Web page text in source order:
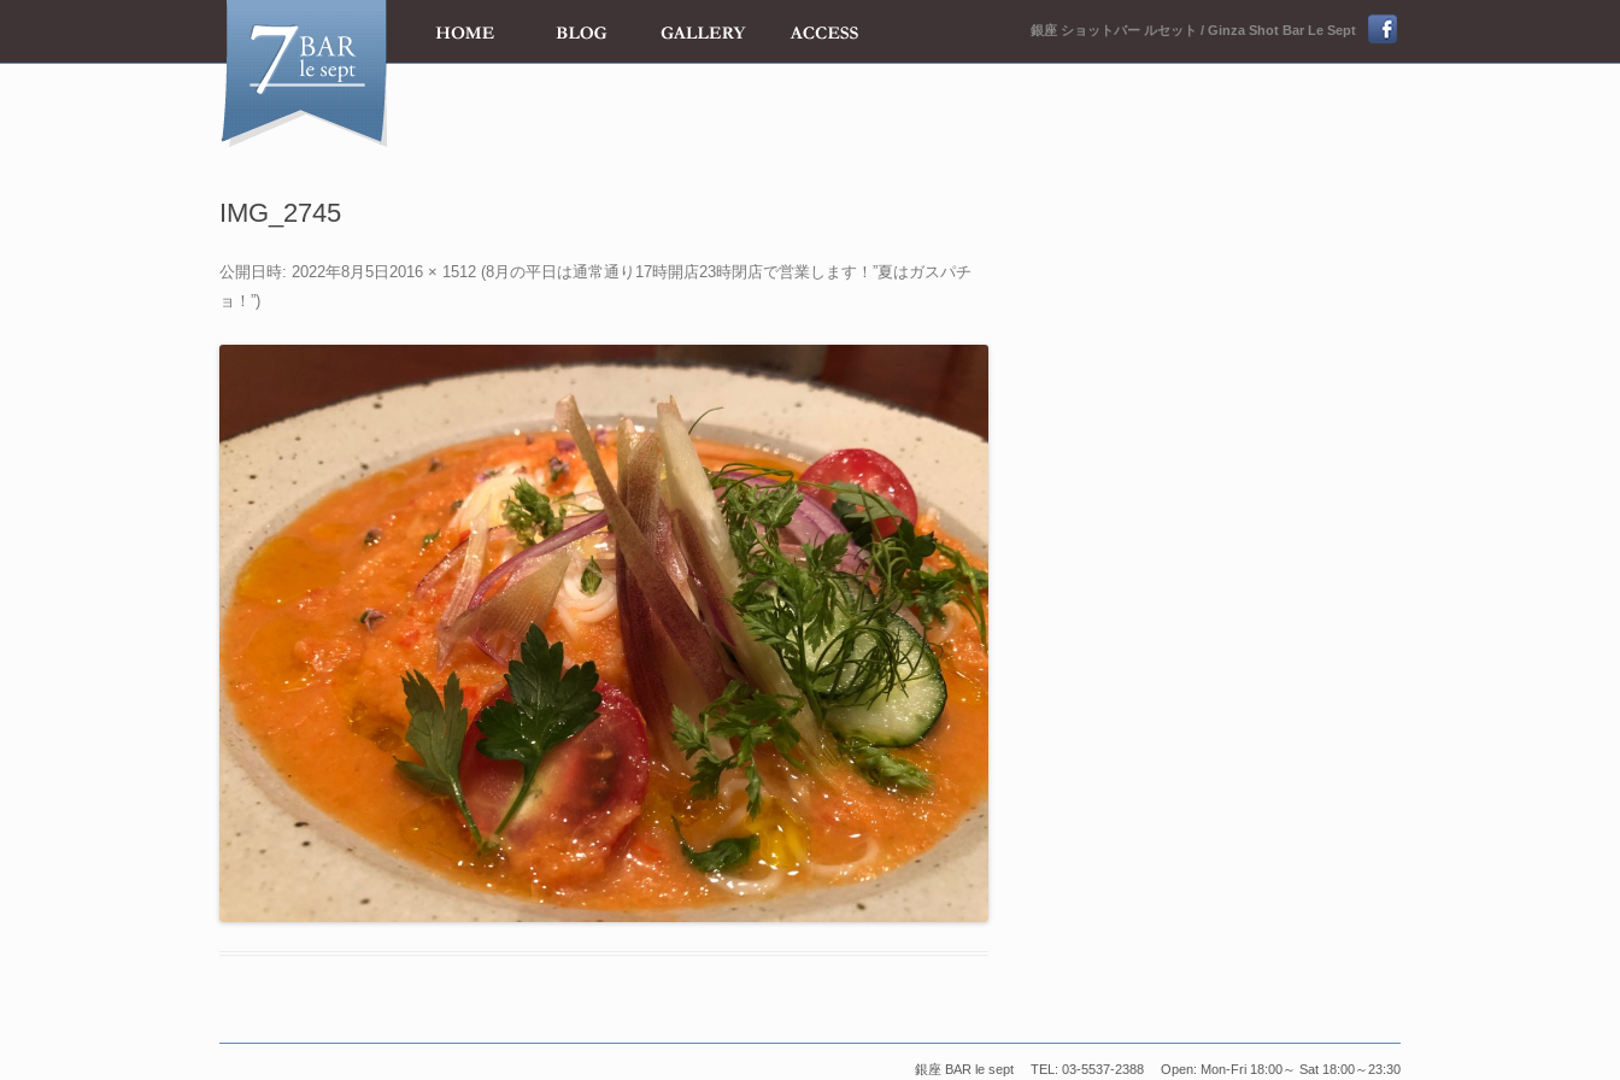
銀座 ショットバー ルセット / Ginza Shot Bar Le Sept
IMG_2745
公開日時: 2022年8月5日 2016 × 1512 (8月の平日は通常通り17時開店23時閉店で営業します！”夏はガスパチ
ョ！”)
銀座 BAR le sept TEL: 03-5537-2388 Open: Mon-Fri 18:00～ Sat 18:00～23:30